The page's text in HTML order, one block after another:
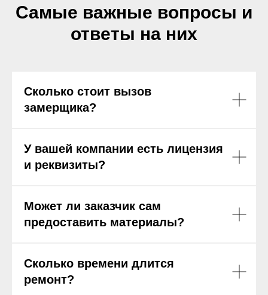
Самые важные вопросы и
ответы на них
Сколько стоит вызов
замерщика?
У вашей компании есть лицензия
и реквизиты?
Может ли заказчик сам
предоставить материалы?
Сколько времени длится
ремонт?